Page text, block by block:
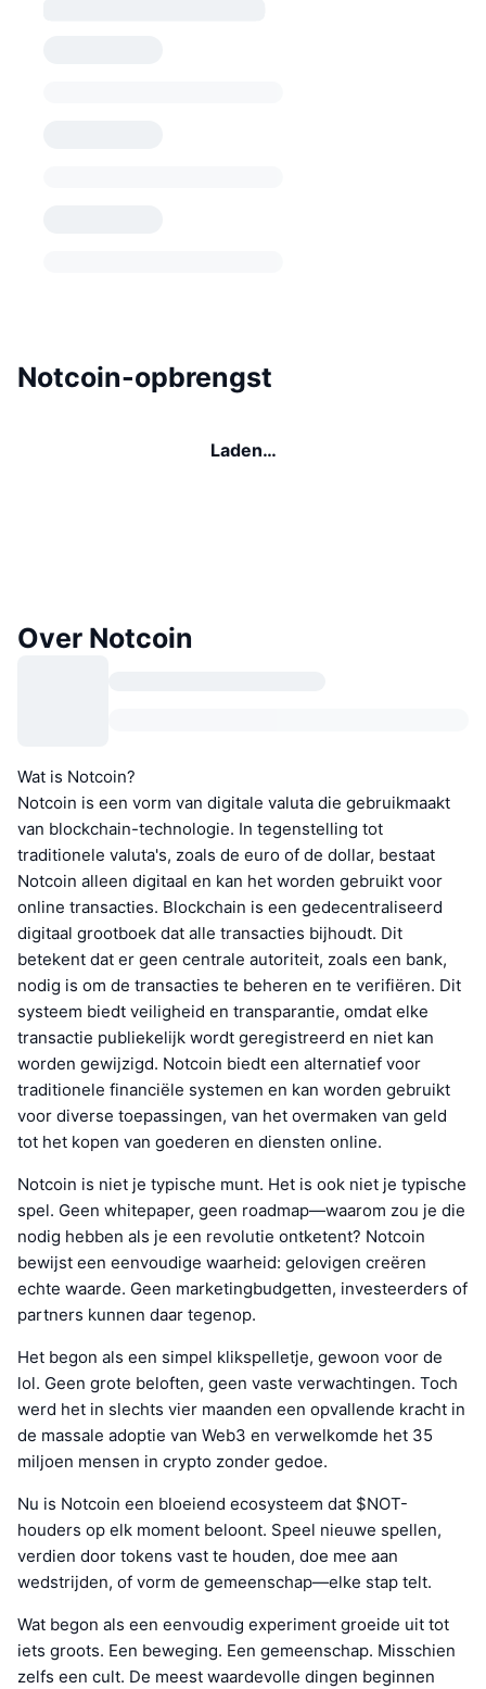
Notcoin-opbrengst
Laden…
Over Notcoin
Wat is Notcoin?
Notcoin is een vorm van digitale valuta die gebruikmaakt
van blockchain-technologie. In tegenstelling tot
traditionele valuta's, zoals de euro of de dollar, bestaat
Notcoin alleen digitaal en kan het worden gebruikt voor
online transacties. Blockchain is een gedecentraliseerd
digitaal grootboek dat alle transacties bijhoudt. Dit
betekent dat er geen centrale autoriteit, zoals een bank,
nodig is om de transacties te beheren en te verifiëren. Dit
systeem biedt veiligheid en transparantie, omdat elke
transactie publiekelijk wordt geregistreerd en niet kan
worden gewijzigd. Notcoin biedt een alternatief voor
traditionele financiële systemen en kan worden gebruikt
voor diverse toepassingen, van het overmaken van geld
tot het kopen van goederen en diensten online.
Notcoin is niet je typische munt. Het is ook niet je typische
spel. Geen whitepaper, geen roadmap—waarom zou je die
nodig hebben als je een revolutie ontketent? Notcoin
bewijst een eenvoudige waarheid: gelovigen creëren
echte waarde. Geen marketingbudgetten, investeerders of
partners kunnen daar tegenop.
Het begon als een simpel klikspelletje, gewoon voor de
lol. Geen grote beloften, geen vaste verwachtingen. Toch
werd het in slechts vier maanden een opvallende kracht in
de massale adoptie van Web3 en verwelkomde het 35
miljoen mensen in crypto zonder gedoe.
Nu is Notcoin een bloeiend ecosysteem dat $NOT-
houders op elk moment beloont. Speel nieuwe spellen,
verdien door tokens vast te houden, doe mee aan
wedstrijden, of vorm de gemeenschap—elke stap telt.
Wat begon als een eenvoudig experiment groeide uit tot
iets groots. Een beweging. Een gemeenschap. Misschien
zelfs een cult. De meest waardevolle dingen beginnen